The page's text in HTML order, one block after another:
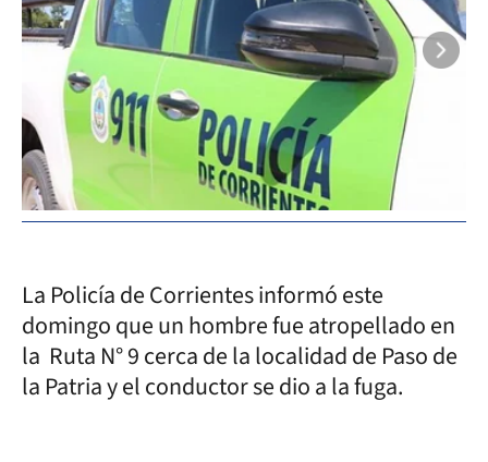
La Policía de Corrientes informó este
domingo que un hombre fue atropellado en
la Ruta N° 9 cerca de la localidad de Paso de
la Patria y el conductor se dio a la fuga.